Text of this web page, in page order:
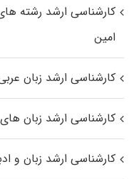
کارشناسی ارشد رﺷﺘﻪ
اﻣﻴﻦ
کارشناسی ارشد زبان
کارشناسی ارشد زبان‌ های
کارشناسی ارشد زبان و